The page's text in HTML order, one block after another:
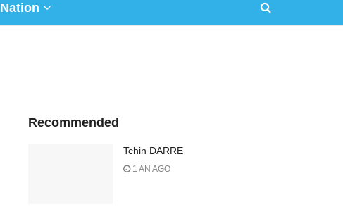
Nation
Recommended
Tchin DARRE
1 AN AGO